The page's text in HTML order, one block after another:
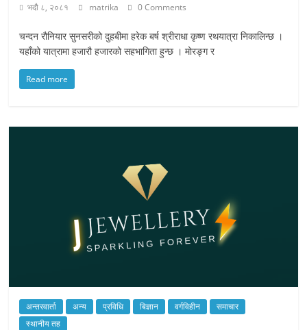
भदौ ८, २०८१ matrika 0 Comments
चन्दन रौनियार सुनसरीको दुहबीमा हरेक बर्ष श्रीराधा कृष्ण रथयात्रा निकालिन्छ ।
यहाँको यात्रामा हजारौ हजारको सहभागिता हुन्छ । मोरङ्ग र
Read more
अन्तरवार्ता अन्य प्रविधि बिज्ञान वर्गविहीन
समाचार
स्थानीय तह